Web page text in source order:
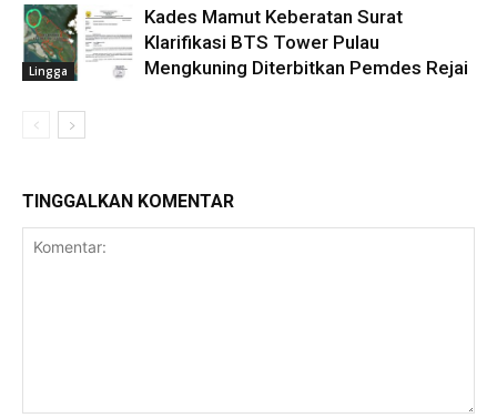
Lingga
Kades Mamut Keberatan Surat
Klarifikasi BTS Tower Pulau
Mengkuning Diterbitkan Pemdes Rejai
TINGGALKAN KOMENTAR